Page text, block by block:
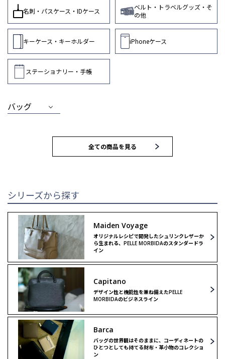
名刺・パスケース・IDケース
ベルト・トラベルグッズ・そ
の他
キーケース・キーホルダー iPhoneケース
ステーショナリー・手帳
バッグ
ウォレット
クラッチ＆
セカンドバッグ
バックパック
ボストンバッグ
ショルダーバッグ
ウォレット
クラッチ＆
セカンドバッグ
全ての商品を見る
シリーズから探す
Maiden Voyage
オリジナルレシピで開発したシュリンクレザーか
ら生まれる、PELLE MORBIDAのスタンダードラ
イン
Capitano
デザイン性と機能性を兼ね備えたPELLE
MORBIDAのビジネスライン
Barca
バッグの世界観はそのままに、コーディネートの
ひとつとしても持てる財布・革小物のコレクショ
ン